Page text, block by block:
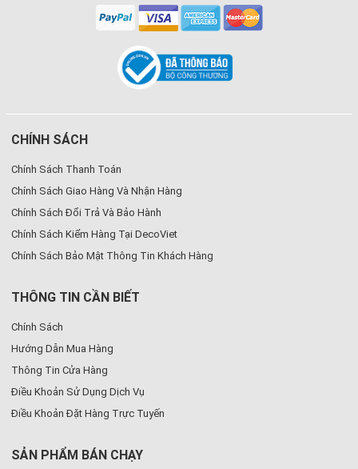
CHÍNH SÁCH
Chính Sách Thanh Toán
Chính Sách Giao Hàng Và Nhận Hàng
Chính Sách Đổi Trả Và Bảo Hành
Chính Sách Kiểm Hàng Tại DecoViet
Chính Sách Bảo Mật Thông Tin Khách Hàng
THÔNG TIN CẦN BIẾT
Chính Sách
Hướng Dẫn Mua Hàng
Thông Tin Cửa Hàng
Điều Khoản Sử Dụng Dịch Vụ
Điều Khoản Đặt Hàng Trực Tuyến
SẢN PHẨM BÁN CHẠY